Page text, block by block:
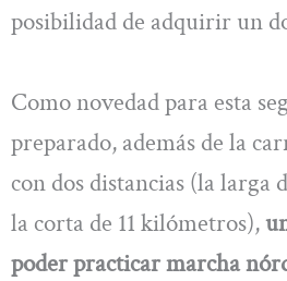
posibilidad de adquirir un
Como novedad para esta
preparado, además de la
con dos distancias (la larga
la corta de 11 kilómetros),
poder practicar marcha